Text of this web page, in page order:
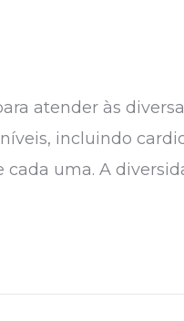
atender às
incluindo
uma. A